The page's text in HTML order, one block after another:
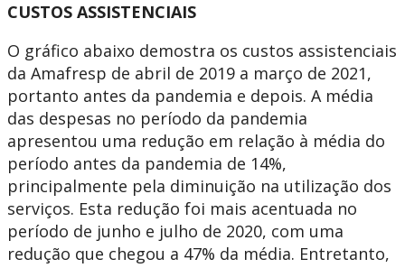
CUSTOS ASSISTENCIAIS
O gráfico abaixo demostra os custos assistenciais
da Amafresp de abril de 2019 a março de 2021,
portanto antes da pandemia e depois. A média
das despesas no período da pandemia
apresentou uma redução em relação à média do
período antes da pandemia de 14%,
principalmente pela diminuição na utilização dos
serviços. Esta redução foi mais acentuada no
período de junho e julho de 2020, com uma
redução que chegou a 47% da média. Entretanto,